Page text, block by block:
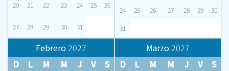
20 21 22 23 24 25 26
27 28 29 30 31
24 25 26 27 28 29 30
31
Febrero2027
D
L M M J V S
Marzo2027
D
L M M J V S